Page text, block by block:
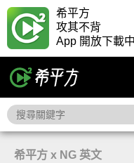
希平方
攻其不背
App 開放下載中
希平方 x NG 英文